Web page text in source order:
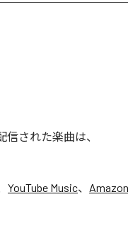
信された楽曲は、
YouTube Music、